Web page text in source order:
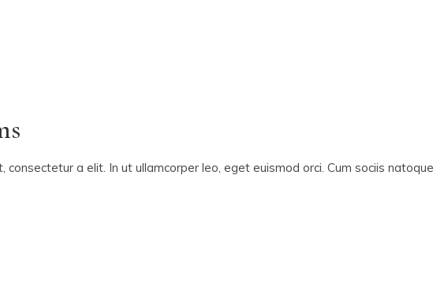
consectetur a elit. In ut ullamcorper leo, eget euismod orci. Cum sociis